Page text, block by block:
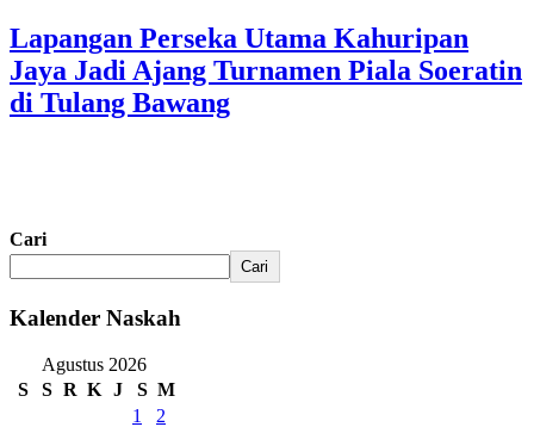
Lapangan Perseka Utama Kahuripan
Jaya Jadi Ajang Turnamen Piala Soeratin
di Tulang Bawang
Cari
Cari
Kalender Naskah
Agustus 2026
S
S R K J S M
1
2